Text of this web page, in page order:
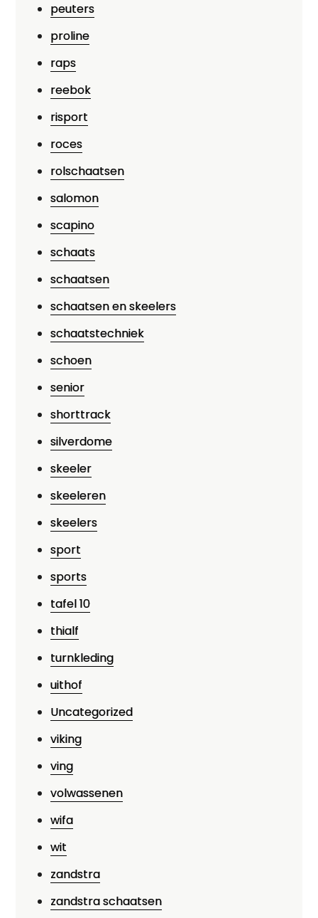
peuters
proline
raps
reebok
risport
roces
rolschaatsen
salomon
scapino
schaats
schaatsen
schaatsen en skeelers
schaatstechniek
schoen
senior
shorttrack
silverdome
skeeler
skeeleren
skeelers
sport
sports
tafel 10
thialf
turnkleding
uithof
Uncategorized
viking
ving
volwassenen
wifa
wit
zandstra
zandstra schaatsen